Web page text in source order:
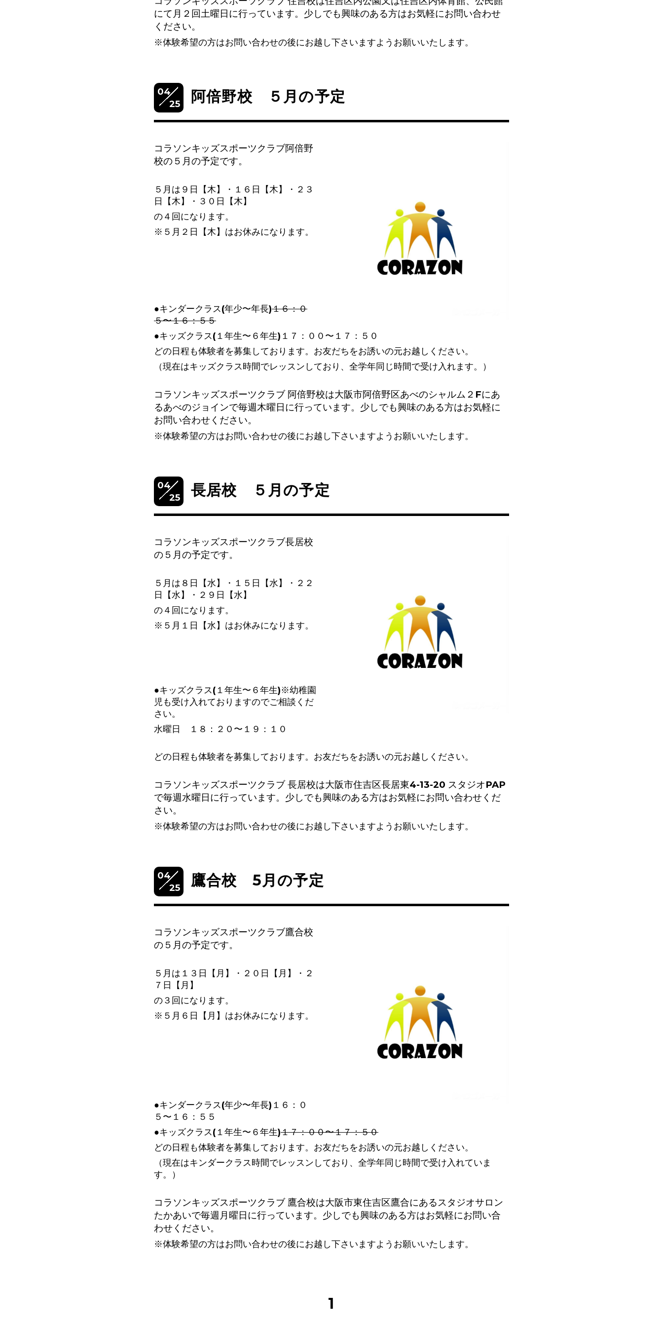
にて 月２回土曜日に行っています。少しでも興味のある方はお気軽にお問い合わせ
ください。
※体験希望の方はお問い合わせの後にお越し下さいますようお願いいたします。
04
25
阿倍野校 ５月の予定
コラソンキッズスポーツクラブ阿倍野
校の５ 月の予定です。
５月は９日【木】・１６日【木】・２３
日【木】・３０日【木】
の４回になります。
※５月２日【木】はお休みになります。
●キンダークラス(年少〜年長)１６：０
５〜１６：５５
●キッズクラス(１年生〜６年生)１７：００〜１７：５０
どの日程も体験者を募集しております。お友だちをお誘いの元お越しください。
（現在はキッズクラス時間でレッスンしており、全学年同じ時間で受け入れます。）
コラソンキッズスポーツクラブ 阿倍野校は大阪市阿倍野区あべのシャルム２Fにあ
るあべのジョインで毎週木曜日に行っています。少しでも興味のある方はお気軽に
お問い合わせください。
※体験希望の方はお問い合わせの後にお越し下さいますようお願いいたします。
04
25
長居校 ５月の予定
コラソンキッズスポーツクラブ長居校
の５ 月の予定です。
５月は８日【水】・１５日【水】・２２
日【水】・２９日【水】
の４回になります。
※５月１日【水】はお休みになります。
●キッズクラス(１年生〜６年生)※幼稚園
児も受け入れておりますのでご相談くだ
さい。
水曜日 １８：２０〜１９：１０
どの日程も体験者を募集しております。お友だちをお誘いの元お越しください。
コラソンキッズスポーツクラブ 長居校は大阪市住吉区長居東4-13-20 スタジオPAP
で毎週水曜日に行っています。少しでも興味のある方はお気軽にお問い合わせくだ
さい。
※体験希望の方はお問い合わせの後にお越し下さいますようお願いいたします。
04
25
鷹合校 5月の予定
コラソンキッズスポーツクラブ鷹合校
の５ 月の予定です。
５月は１３日【月 】・２０日【月】・２
７日【月】
の３ 回になります。
※５月６日【月】はお休みになります。
●キンダークラス(年少〜年長)１６：０
５〜１６：５５
●キッズクラス(１年生〜６年生)１７：００〜１７：５０
どの日程も体験者を募集しております。お友だちをお誘いの元お越しください。
（現在はキンダークラス時間でレッスンしており、全学年同じ時間で受け入れていま
す。）
コラソンキッズスポーツクラブ 鷹合校は大阪市東住吉区鷹合にあるスタジオサロン
たかあいで毎週月曜日に行っています。少しでも興味のある方はお気軽にお問い合
わせください。
※体験希望の方はお問い合わせの後にお越し下さいますようお願いいたします。
1